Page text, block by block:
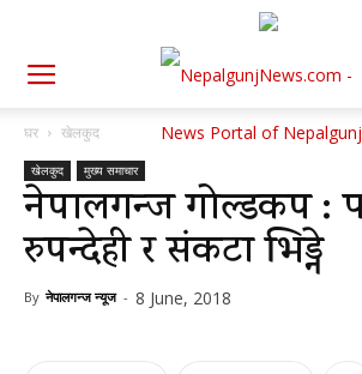
घर खेलकुद
खेलकुद मुख्य समाचार
नेपालगन्ज गोल्डकप :
रुपन्देही र संकटा भिड्ने
By नेपालगन्ज न्यूज - 8 June, 2018